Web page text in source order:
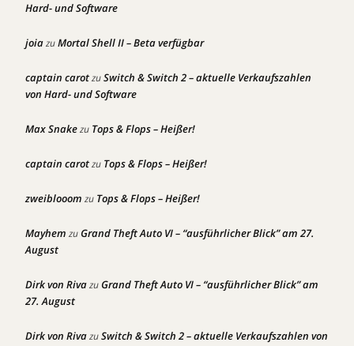
Hard- und Software
joiazuMortal Shell II – Beta verfügbar
captain carotzuSwitch & Switch 2 – aktuelle Verkaufszahlen
von Hard- und Software
Max Snakezu Tops & Flops – Heißer!
captain carotzu Tops & Flops – Heißer!
zweiblooom zu Tops & Flops – Heißer!
Mayhem zuGrand Theft Auto VI – “ausführlicher Blick” am 27.
August
Dirk von RivazuGrand Theft Auto VI – “ausführlicher Blick” am
27. August
Dirk von RivazuSwitch & Switch 2 – aktuelle Verkaufszahlen von